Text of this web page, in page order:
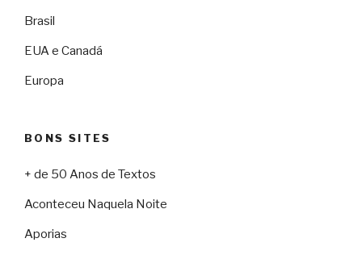
Brasil
EUA e Canadá
Europa
BONS SITES
+ de 50 Anos de Textos
Aconteceu Naquela Noite
Aporias